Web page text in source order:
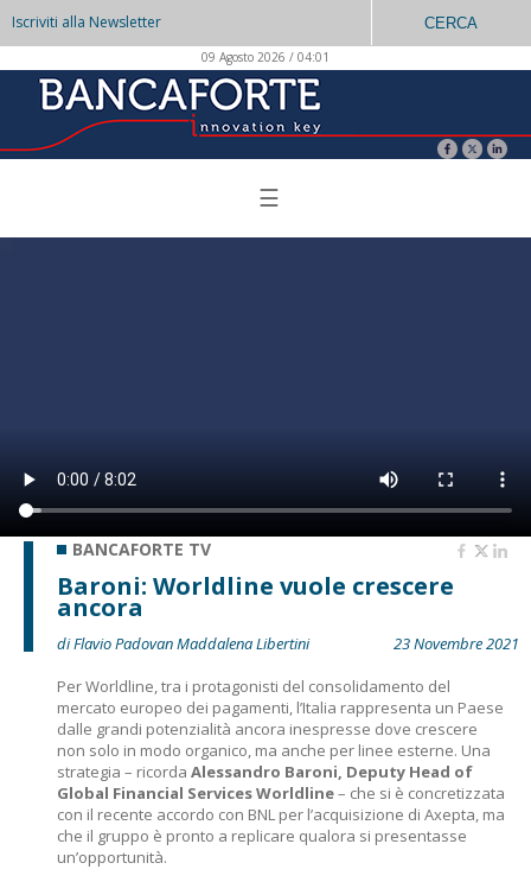
Iscriviti alla Newsletter CERCA
09 Agosto 2026 / 04:01
☰
BANCAFORTE TV
Baroni: Worldline vuole crescere
ancora
di Flavio Padovan Maddalena Libertini
23 Novembre 2021
Per Worldline, tra i protagonisti del consolidamento del
mercato europeo dei pagamenti, l’Italia rappresenta un Paese
dalle grandi potenzialità ancora inespresse dove crescere
non solo in modo organico, ma anche per linee esterne. Una
strategia – ricorda Alessandro Baroni, Deputy Head of
Global Financial Services Worldline– che si è concretizzata
con il recente accordo con BNL per l’acquisizione di Axepta, ma
che il gruppo è pronto a replicare qualora si presentasse
un’opportunità.